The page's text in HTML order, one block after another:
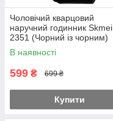
Чоловічий кварцовий
наручний годинник Skmei
2351 (Чорний із чорним)
В наявності
599 ₴ 699 ₴
Купити